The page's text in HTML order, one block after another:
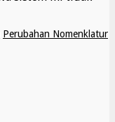
Perubahan Nomenklatur